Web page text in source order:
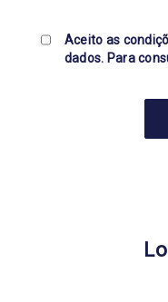
Aceito as
dados. Para